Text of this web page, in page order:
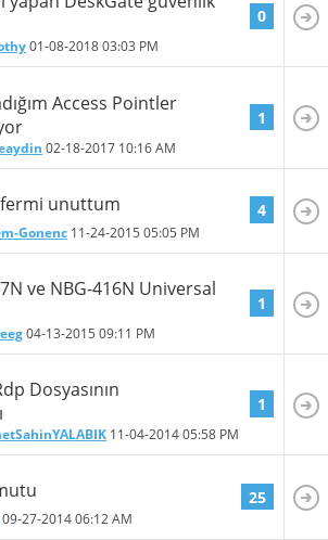
01-08-201803:03 PM
0
Access Pointler
02-18-2017 10:16 AM
1
unuttum
Gonenc 11-24-2015 05:05 PM
4
ve NBG-416N Universal
04-13-2015 09:11 PM
1
Dosyasının
11-04-201405:58 PM
1
09-27-201406:12 AM
25